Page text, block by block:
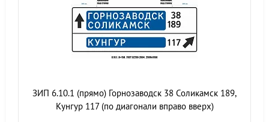
ЗИП 6.10.1 (прямо) Горнозаводск 38 Соликамск 189,
Кунгур 117 (по диагонали вправо вверх)